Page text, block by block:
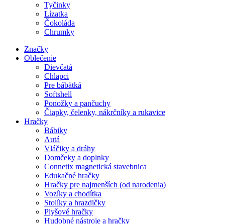
Tyčinky
Lízatka
Čokoláda
Chrumky
Značky
Oblečenie
Dievčatá
Chlapci
Pre bábätká
Softshell
Ponožky a pančuchy
Čiapky, čelenky, nákrčníky a rukavice
Hračky
Bábiky
Autá
Vláčiky a dráhy
Domčeky a doplnky
Connetix magnetická stavebnica
Edukačné hračky
Hračky pre najmenších (od narodenia)
Vozíky a chodítka
Stolíky a hrazdičky
Plyšové hračky
Hudobné nástroje a hračky